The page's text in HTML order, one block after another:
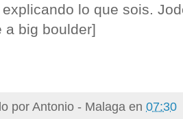
lo que sois.
a big boulder]
porAntonio - Malaga en 07:30